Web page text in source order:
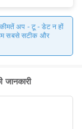
अप - टू - डेट न हों
सबसे सटीक और